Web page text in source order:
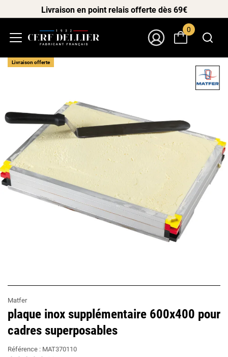
Livraison en point relais offerte dès 69€
0
Matfer
plaque inox supplémentaire 600x400 pour
cadres superposables
Référence : MAT370110
Livraison offerte